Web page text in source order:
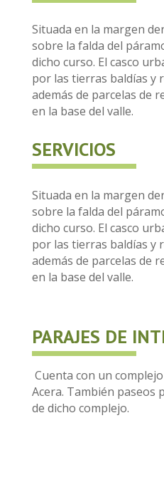
Situada en la margen
sobre la falda del
dicho curso. El casco
por las tierras baldías y
además de parcelas de
en la base del valle.
SERVICIOS
Situada en la margen
sobre la falda del
dicho curso. El casco
por las tierras baldías y
además de parcelas de
en la base del valle.
PARAJES DE
Cuenta con un
Acera. También paseos
de dicho complejo.